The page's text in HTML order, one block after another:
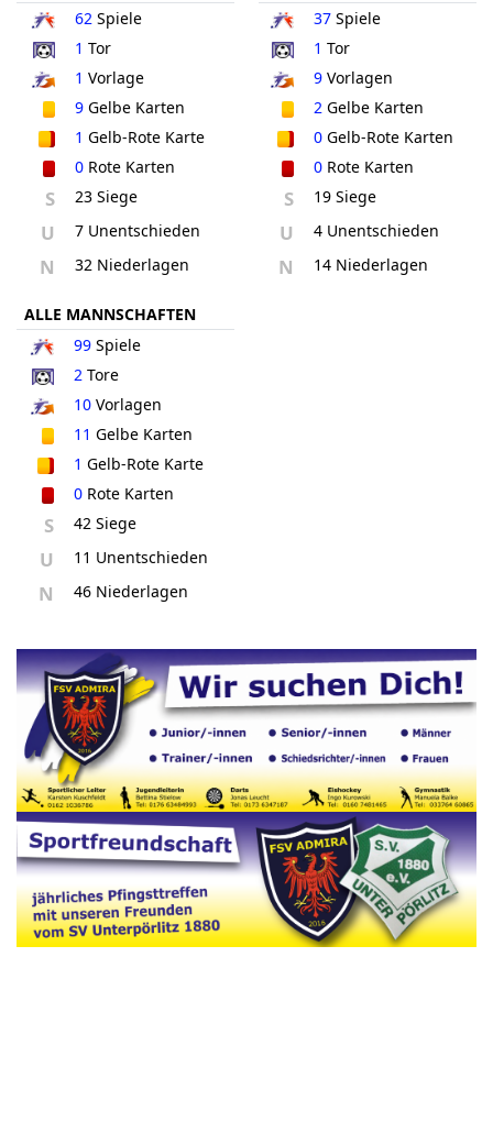
62 Spiele
1 Tor
1 Vorlage
9 Gelbe Karten
1 Gelb-Rote Karte
0 Rote Karten
S 23 Siege
U 7 Unentschieden
N 32 Niederlagen
37Spiele
1 Tor
9Vorlagen
2Gelbe Karten
0Gelb-Rote Karten
0Rote Karten
S 19 Siege
U 4 Unentschieden
N 14 Niederlagen
ALLE MANNSCHAFTEN
99 Spiele
2 Tore
10 Vorlagen
11 Gelbe Karten
1 Gelb-Rote Karte
0 Rote Karten
S 42 Siege
U 11 Unentschieden
N 46 Niederlagen